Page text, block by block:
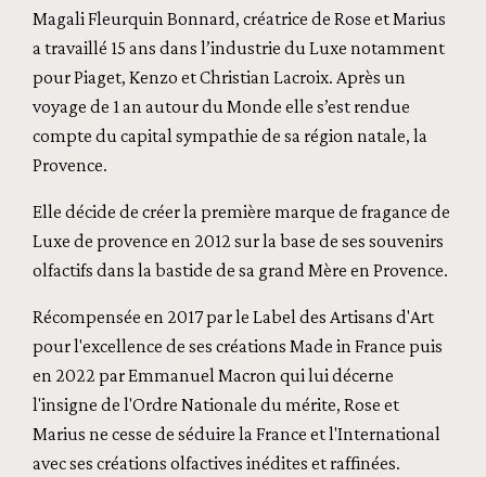
Magali Fleurquin Bonnard, créatrice de Rose et Marius
a travaillé 15 ans dans l’industrie du Luxe notamment
pour Piaget, Kenzo et Christian Lacroix. Après un
voyage de 1 an autour du Monde elle s’est rendue
compte du capital sympathie de sa région natale, la
Provence.
Elle décide de créer la première marque de fragance de
Luxe de provence en 2012 sur la base de ses souvenirs
olfactifs dans la bastide de sa grand Mère en Provence.
Récompensée en 2017 par le Label des Artisans d'Art
pour l'excellence de ses créations Made in France puis
en 2022 par Emmanuel Macron qui lui décerne
l'insigne de l'Ordre Nationale du mérite, Rose et
Marius ne cesse de séduire la France et l'International
avec ses créations olfactives inédites et raffinées.